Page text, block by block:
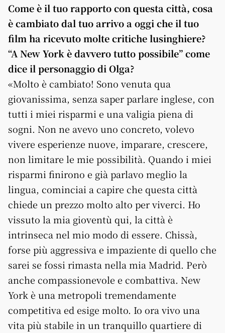
Come è il tuo rapporto con questa città, cosa
è cambiato dal tuo arrivo a oggi che il tuo
film ha ricevuto molte critiche lusinghiere?
“A New York è davvero tutto possibile” come
dice il personaggio di Olga?
«Molto è cambiato! Sono venuta qua
giovanissima, senza saper parlare inglese, con
tutti i miei risparmi e una valigia piena di
sogni. Non ne avevo uno concreto, volevo
vivere esperienze nuove, imparare, crescere,
non limitare le mie possibilità. Quando i miei
risparmi finirono e già parlavo meglio la
lingua, cominciai a capire che questa città
chiede un prezzo molto alto per viverci. Ho
vissuto la mia gioventù qui, la città è
intrinseca nel mio modo di essere. Chissà,
forse più aggressiva e impaziente di quello che
sarei se fossi rimasta nella mia Madrid. Però
anche compassionevole e combattiva. New
York è una metropoli tremendamente
competitiva ed esige molto. Io ora vivo una
vita più stabile in un tranquillo quartiere di